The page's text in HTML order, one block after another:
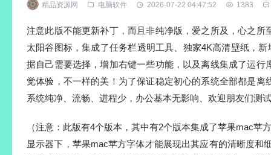
精品资源网 电脑软件 2026-07-22 04:47:52 1383
注意此版不能更新补丁，而且非纯净版，爱之所及，心之所
太阳谷图标，集成了任务栏透明工具、独家4K高清壁纸，
据自己需要选择，增加右键一些功能，以及离线集成了运行
觉体验，不一样的美！为了保证稳定初心的系统全部都是离
系统纯净、流畅、进程少，办公基本无影响、欢迎朋友们测
（注意：此版有4个版本，其中有2个版本集成了苹果mac苹
显示器下，苹果mac苹方字体才能展现出其应有的清晰度和